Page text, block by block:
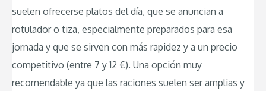
suelen ofrecerse platos del día, que se anuncian a
rotulador o tiza, especialmente preparados para esa
jornada y que se sirven con más rapidez y a un precio
competitivo (entre 7 y 12 €). Una opción muy
recomendable ya que las raciones suelen ser amplias y